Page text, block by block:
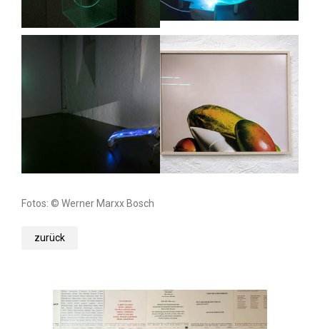
Fotos: © Werner Marxx Bosch
zurück